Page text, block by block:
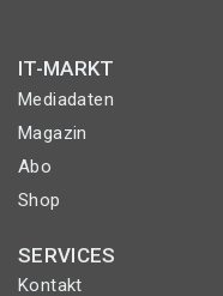
IT-MARKT
Mediadaten
Magazin
Abo
Shop
SERVICES
Kontakt